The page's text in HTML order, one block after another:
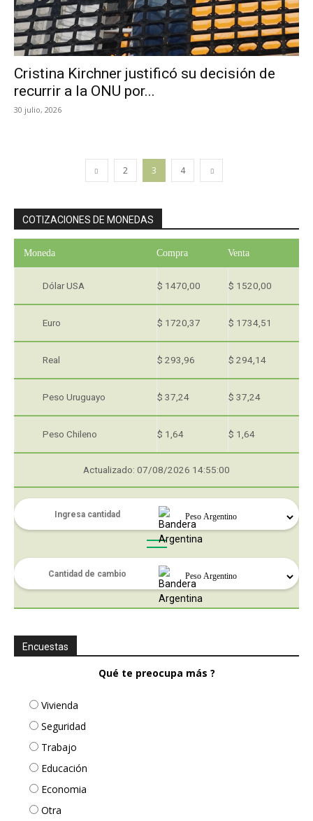
Cristina Kirchner justificó su decisión de
recurrir a la ONU por...
30 julio, 2026
2 3 4
COTIZACIONES DE MONEDAS
Moneda Compra Venta
Dólar USA $ 1470,00 $ 1520,00
Euro $ 1720,37 $ 1734,51
Real $ 293,96 $ 294,14
Peso Uruguayo $ 37,24 $ 37,24
Peso Chileno $ 1,64 $ 1,64
Actualizado: 07/08/2026 14:55:00
Encuestas
Qué te preocupa más ?
Vivienda
Seguridad
Trabajo
Educación
Economia
Otra